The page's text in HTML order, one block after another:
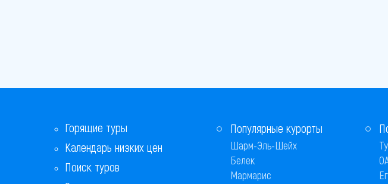
Горящие туры
Календарь низких цен
Поиск туров
Популярные курорты
Шарм-Эль-Шейх
Белек
Мармарис